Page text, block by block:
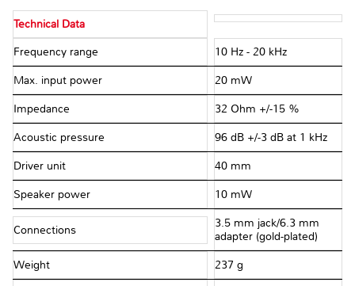
Technical Data
Frequency range 10 Hz - 20 kHz
Max. input power 20 mW
Impedance 32 Ohm +/-15 %
Acoustic pressure 96 dB +/-3 dB at 1 kHz
Driver unit 40 mm
Speaker power 10 mW
Connections
3.5 mm jack/6.3 mm
adapter (gold-plated)
Weight 237 g